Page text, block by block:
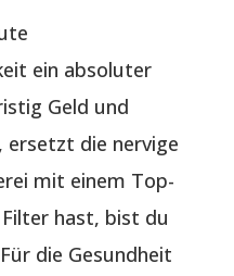
ein absoluter
Geld und
ersetzt die nervige
mit einem Top-
hast, bist du
die Gesundheit